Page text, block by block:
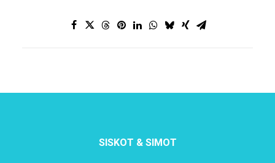
SISKOT & SIMOT